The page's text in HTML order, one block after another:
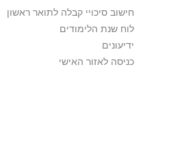
חישוב סיכויי קבלה לתואר ראשון
לוח שנת הלימודים
ידיעונים
כניסה לאזור האישי